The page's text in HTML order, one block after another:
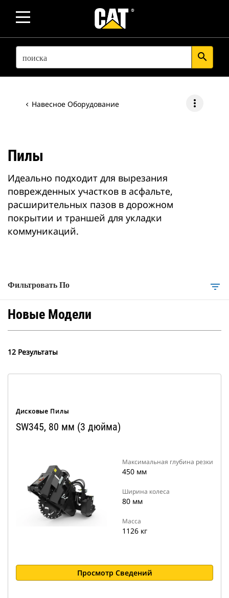
SEARCH search
Навесное Оборудование more_vert
Пилы
Идеально подходит для вырезания
поврежденных участков в асфальте,
расширительных пазов в дорожном
покрытии и траншей для укладки
коммуникаций.
Фильтровать По filter_list
Новые Модели
12 Результаты
Дисковые Пилы
SW345, 80 мм (3 дюйма)
Максимальная глубина резки
450 мм
Ширина колеса
80 мм
Масса
1126 кг
Просмотр Сведений